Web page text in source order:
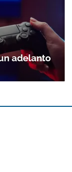
adelanto